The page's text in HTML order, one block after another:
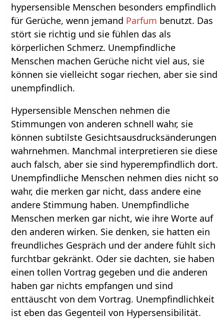
hypersensible Menschen besonders empfindlich
für Gerüche, wenn jemand Parfum benutzt. Das
stört sie richtig und sie fühlen das als
körperlichen Schmerz. Unempfindliche
Menschen machen Gerüche nicht viel aus, sie
können sie vielleicht sogar riechen, aber sie sind
unempfindlich.
Hypersensible Menschen nehmen die
Stimmungen von anderen schnell wahr, sie
können subtilste Gesichtsausdrucksänderungen
wahrnehmen. Manchmal interpretieren sie diese
auch falsch, aber sie sind hyperempfindlich dort.
Unempfindliche Menschen nehmen dies nicht so
wahr, die merken gar nicht, dass andere eine
andere Stimmung haben. Unempfindliche
Menschen merken gar nicht, wie ihre Worte auf
den anderen wirken. Sie denken, sie hatten ein
freundliches Gespräch und der andere fühlt sich
furchtbar gekränkt. Oder sie dachten, sie haben
einen tollen Vortrag gegeben und die anderen
haben gar nichts empfangen und sind
enttäuscht von dem Vortrag. Unempfindlichkeit
ist eben das Gegenteil von Hypersensibilität.